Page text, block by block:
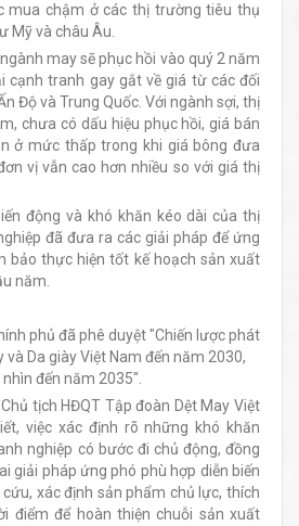
mua chậm ở các thị trường tiêu thụ
Mỹ và châu Âu.
may sẽ phục hồi vào quý 2 năm
cạnh tranh gay gắt về giá từ các đối
Độ và Trung Quốc. Với ngành sợi, thị
chưa có dấu hiệu phục hồi, giá bán
ở mức thấp trong khi giá bông đưa
vị vẫn cao hơn nhiều so với giá thị
động và khó khăn kéo dài của thị
đã đưa ra các giải pháp để ứng
bảo thực hiện tốt kế hoạch sản xuất
năm.
phủ đã phê duyệt "Chiến lược phát
và Da giày Việt Nam đến năm 2030,
đến năm 2035".
tịch HĐQT Tập đoàn Dệt May Việt
việc xác định rõ những khó khăn
nghiệp có bước đi chủ động, đồng
giải pháp ứng phó phù hợp diễn biến
xác định sản phẩm chủ lực, thích
điểm để hoàn thiện chuỗi sản xuất